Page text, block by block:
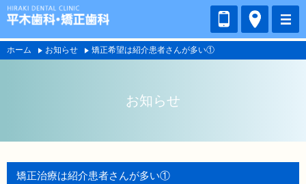
ホーム お知らせ 矯正希望は紹介患者さんが多い①
お知らせ
矯正治療は紹介患者さんが多い①